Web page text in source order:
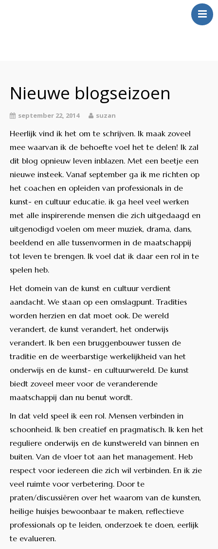
Swingt
Contact
Nieuwe blogseizoen
september 22, 2014 suzan
Heerlijk vind ik het om te schrijven. Ik maak zoveel
mee waarvan ik de behoefte voel het te delen! Ik zal
dit blog opnieuw leven inblazen. Met een beetje een
nieuwe insteek. Vanaf september ga ik me richten op
het coachen en opleiden van professionals in de
kunst- en cultuur educatie. ik ga heel veel werken
met alle inspirerende mensen die zich uitgedaagd en
uitgenodigd voelen om meer muziek, drama, dans,
beeldend en alle tussenvormen in de maatschappij
tot leven te brengen. Ik voel dat ik daar een rol in te
spelen heb.
Het domein van de kunst en cultuur verdient
aandacht. We staan op een omslagpunt. Tradities
worden herzien en dat moet ook. De wereld
verandert, de kunst verandert, het onderwijs
verandert. Ik ben een bruggenbouwer tussen de
traditie en de weerbarstige werkelijkheid van het
onderwijs en de kunst- en cultuurwereld. De kunst
biedt zoveel meer voor de veranderende
maatschappij dan nu benut wordt.
In dat veld speel ik een rol. Mensen verbinden in
schoonheid. Ik ben creatief en pragmatisch. Ik ken het
reguliere onderwijs en de kunstwereld van binnen en
buiten. Van de vloer tot aan het management. Heb
respect voor iedereen die zich wil verbinden. En ik zie
veel ruimte voor verbetering. Door te
praten/discussiëren over het waarom van de kunsten,
heilige huisjes bewoonbaar te maken, reflectieve
professionals op te leiden, onderzoek te doen, eerlijk
te evalueren.